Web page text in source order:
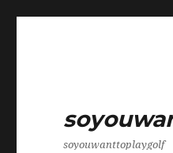
soyouwanttoplaygolf